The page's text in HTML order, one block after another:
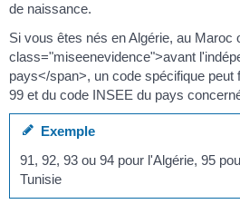
de naissance.
Si vous êtes nés en Algérie, au Maroc
class="miseenevidence">avant
pays</span>, un code spécifique peut
99 et du code INSEE du pays
Exemple
91, 92, 93 ou 94 pour l'Algérie, 95
Tunisie